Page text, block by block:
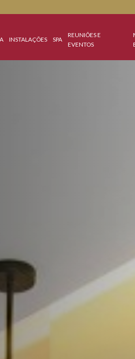
GALERIA INSTALAÇÕES SPA